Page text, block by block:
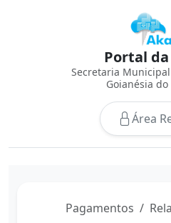
Portal da
Secretaria Municipal
Goianésia do
Área
Pagamentos